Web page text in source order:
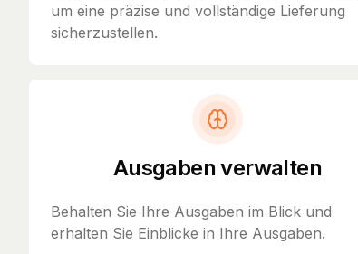
um eine präzise und vollständige Lieferung
sicherzustellen.
Ausgaben verwalten
Behalten Sie Ihre Ausgaben im Blick und
erhalten Sie Einblicke in Ihre Ausgaben.